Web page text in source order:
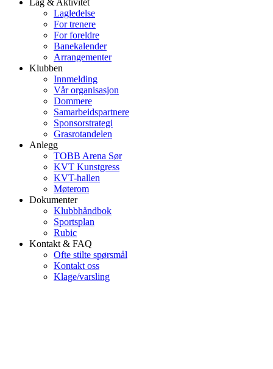
Lag & Aktivitet
Lagledelse
For trenere
For foreldre
Banekalender
Arrangementer
Klubben
Innmelding
Vår organisasjon
Dommere
Samarbeidspartnere
Sponsorstrategi
Grasrotandelen
Anlegg
TOBB Arena Sør
KVT Kunstgress
KVT-hallen
Møterom
Dokumenter
Klubbhåndbok
Sportsplan
Rubic
Kontakt & FAQ
Ofte stilte spørsmål
Kontakt oss
Klage/varsling